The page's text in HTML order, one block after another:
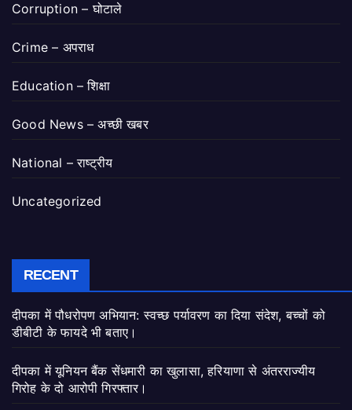
Corruption – घोटाले
Crime – अपराध
Education – शिक्षा
Good News – अच्छी खबर
National – राष्ट्रीय
Uncategorized
RECENT
दीपका में पौधरोपण अभियान: स्वच्छ पर्यावरण का दिया संदेश, बच्चों को
डीबीटी के फायदे भी बताए।
दीपका में यूनियन बैंक सेंधमारी का खुलासा, हरियाणा से अंतरराज्यीय
गिरोह के दो आरोपी गिरफ्तार।